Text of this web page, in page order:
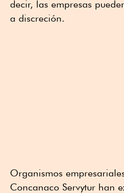
decir, las empresas
a discreción.
Organismos
Concanaco Servytur han